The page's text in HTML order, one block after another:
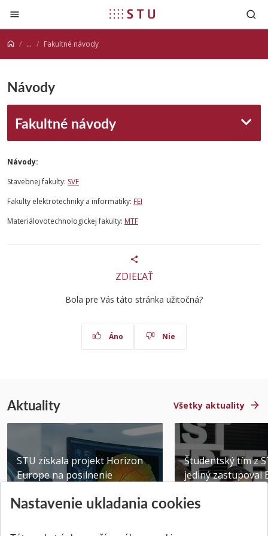
Prejsť na obsah
... Fakultné návody
Návody
Fakultné návody
Návody:
Stavebnej fakulty: SVF
Fakulty elektrotechniky a informatiky: FEI
Materiálovotechnologickej fakulty: MTF
ZDIEĽAŤ
Bola pre Vás táto stránka užitočná?
Áno Nie
Aktuality Všetky aktuality
STU získala projekt Horizon
Europe na posilnenie
Publikované 31.07.2026
Študentský tím z
jediný zastupoval
Publikované
Nastavenie ukladania cookies